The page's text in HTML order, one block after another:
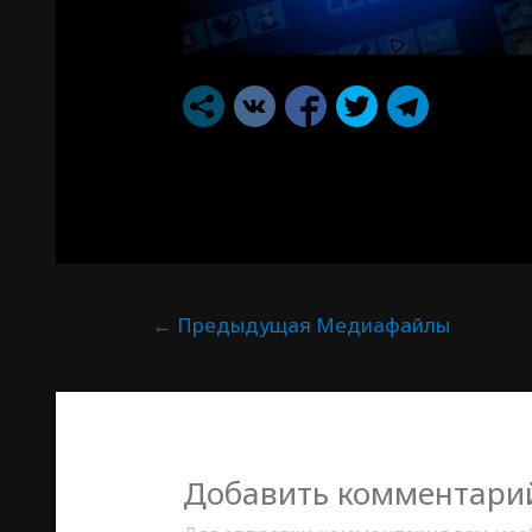
← Предыдущая Медиафайлы
Добавить